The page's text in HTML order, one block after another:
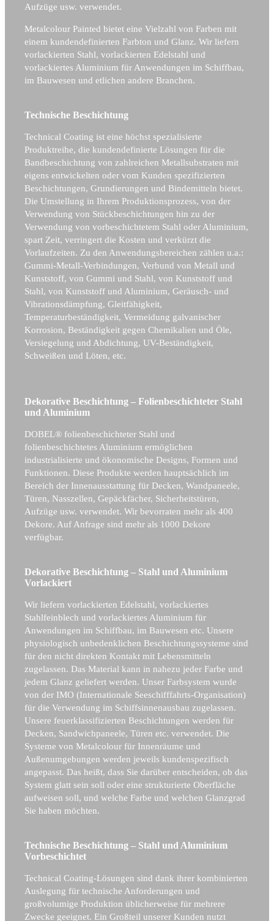
Aufzüge usw. verwendet.
Metalcolour Painted bietet eine Vielzahl von Farben mit
einem kundendefinierten Farbton und Glanz. Wir liefern
vorlackierten Stahl, vorlackierten Edelstahl und
vorlackiertes Aluminium für Anwendungen im Schiffbau,
im Bauwesen und etlichen andere Branchen.
Technische Beschichtung
Technical Coating ist eine höchst spezialisierte
Produktreihe, die kundendefinierte Lösungen für die
Bandbeschichtung von zahlreichen Metallsubstraten mit
eigens entwickelten oder vom Kunden spezifizierten
Beschichtungen, Grundierungen und Bindemitteln bietet.
Die Umstellung in Ihrem Produktionsprozess, von der
Verwendung von Stückbeschichtungen hin zu der
Verwendung von vorbeschichtetem Stahl oder Aluminium,
spart Zeit, verringert die Kosten und verkürzt die
Vorlaufzeiten. Zu den Anwendungsbereichen zählen u.a.:
Gummi-Metall-Verbindungen, Verbund von Metall und
Kunststoff, von Gummi und Stahl, von Kunststoff und
Stahl, von Kunststoff und Aluminium, Geräusch- und
Vibrationsdämpfung, Gleitfähigkeit,
Temperaturbeständigkeit, Vermeidung galvanischer
Korrosion, Beständigkeit gegen Chemikalien und Öle,
Versiegelung und Abdichtung, UV-Beständigkeit,
Schweißen und Löten, etc.
Dekorative Beschichtung – Folienbeschichteter Stahl
und Aluminium
DOBEL® folienbeschichteter Stahl und
folienbeschichtetes Aluminium ermöglichen
industrialisierte und ökonomische Designs, Formen und
Funktionen. Diese Produkte werden hauptsächlich im
Bereich der Innenausstattung für Decken, Wandpaneele,
Türen, Nasszellen, Gepäckfächer, Sicherheitstüren,
Aufzüge usw. verwendet. Wir bevorraten mehr als 400
Dekore. Auf Anfrage sind mehr als 1000 Dekore
verfügbar.
Dekorative Beschichtung – Stahl und Aluminium
Vorlackiert
Wir liefern vorlackierten Edelstahl, vorlackiertes
Stahlfeinblech und vorlackiertes Aluminium für
Anwendungen im Schiffbau, im Bauwesen etc. Unsere
physiologisch unbedenklichen Beschichtungssysteme sind
für den nicht direkten Kontakt mit Lebensmitteln
zugelassen. Das Material kann in nahezu jeder Farbe und
jedem Glanz geliefert werden. Unser Farbsystem wurde
von der IMO (Internationale Seeschifffahrts-Organisation)
für die Verwendung im Schiffsinnenausbau zugelassen.
Unsere feuerklassifizierten Beschichtungen werden für
Decken, Sandwichpaneele, Türen etc. verwendet. Die
Systeme von Metalcolour für Innenräume und
Außenumgebungen werden jeweils kundenspezifisch
angepasst. Das heißt, dass Sie darüber entscheiden, ob das
System glatt sein soll oder eine strukturierte Oberfläche
aufweisen soll, und welche Farbe und welchen Glanzgrad
Sie haben möchten.
Technische Beschichtung – Stahl und Aluminium
Vorbeschichtet
Technical Coating-Lösungen sind dank ihrer kombinierten
Auslegung für technische Anforderungen und
großvolumige Produktion üblicherweise für mehrere
Zwecke geeignet. Ein Großteil unserer Kunden nutzt